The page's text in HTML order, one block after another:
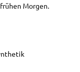
Morgen.